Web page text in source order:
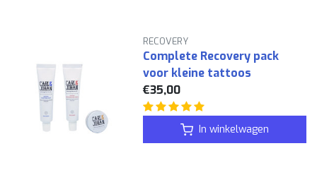
RECOVERY
Complete Recovery pack
voor kleine tattoos
€35,00
In winkelwagen